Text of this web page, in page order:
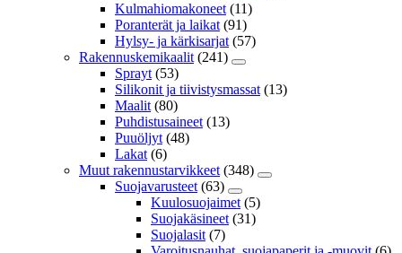
Kulmahiomakoneet (11)
Poranterät ja laikat (91)
Hylsy- ja kärkisarjat (57)
Rakennuskemikaalit (241)
Sprayt (53)
Silikonit ja tiivistysmassat (13)
Maalit (80)
Puhdistusaineet (13)
Puuöljyt (48)
Lakat (6)
Muut rakennustarvikkeet (348)
Suojavarusteet (63)
Kuulosuojaimet (5)
Suojakäsineet (31)
Suojalasit (7)